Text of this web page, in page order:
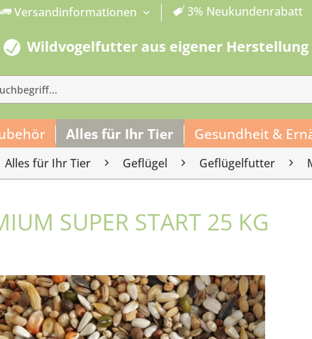
Versandinformationen 3% Neukundenrabatt
Wildvogelfutter aus eigener Herstellung
Alles für Ihr Tier Gesundheit &
Alles für Ihr Tier Geflügel Geflügelfutter
SUPER START 25 KG